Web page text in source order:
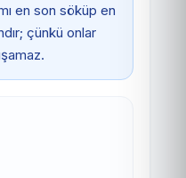
en son söküp en
çünkü onlar